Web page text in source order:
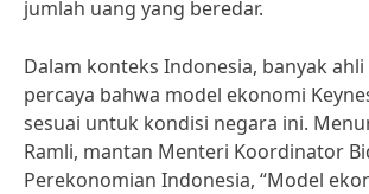
jumlah uang yang beredar.
Dalam konteks Indonesia, banyak
percaya bahwa model ekonomi
sesuai untuk kondisi negara ini.
Ramli, mantan Menteri Koordinator
Perekonomian Indonesia, “Model